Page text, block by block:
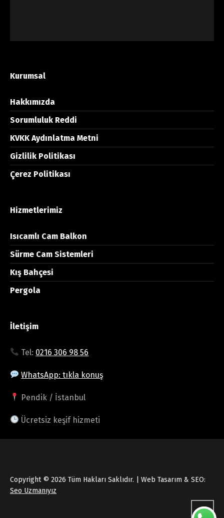
Kurumsal
Hakkımızda
Sorumluluk Reddi
KVKK Aydınlatma Metni
Gizlilik Politikası
Çerez Politikası
Hizmetlerimiz
Isıcamlı Cam Balkon
Sürme Cam Sistemleri
Kış Bahçesi
Pergola
İletişim
Tel: 0216 306 98 56
WhatsApp: tıkla konuş
Pendik / İstanbul
Ücretsiz keşif hizmeti
Copyright © 2026 Tüm Hakları Saklıdır. | Web Tasarım & SEO:
Seo Uzmanıyız